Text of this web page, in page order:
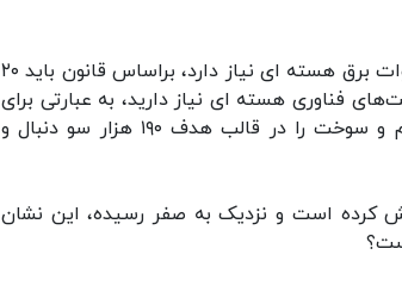
پیش از پیروزی انقلاب بر اساس مطالعات غربی ها، کشور به ۲۳ هزار مگاوات برق هسته ای نیاز دارد، براساس قانون باید ۲۰
فناوری هسته ای نیاز دارید، به عبارتی برای
پرتودهی و تولید برق به صورت همزمان ما نیاز به سوخت اورانیوم داریم و سوخت را در قالب هدف ۱۹۰ هزار سو دنبال و
کرده است و نزدیک به صفر رسیده، این نشان